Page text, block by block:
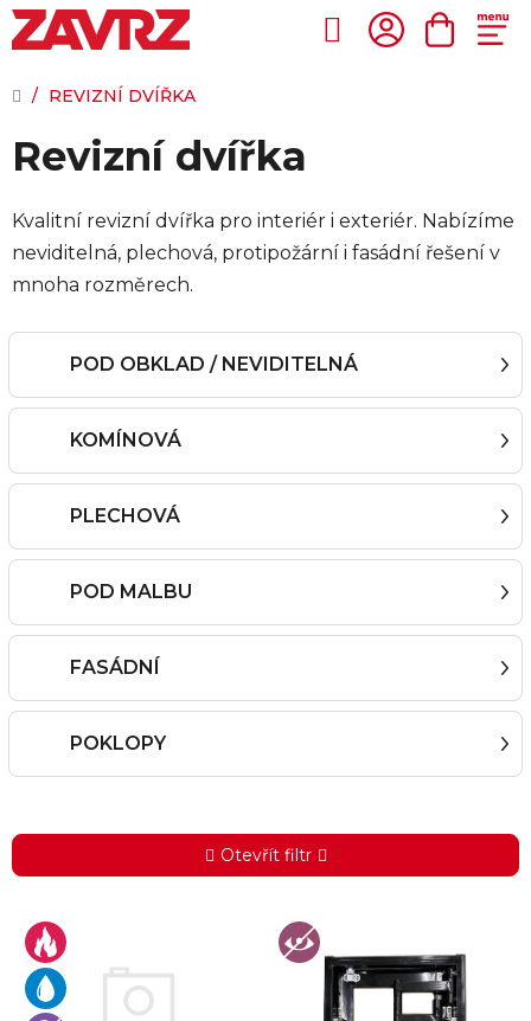
Přejít
na
Hledat
DOMŮ
/ REVIZNÍ DVÍŘKA
Revizní dvířka
Kvalitní revizní dvířka pro interiér i exteriér. Nabízíme
neviditelná, plechová, protipožární i fasádní řešení v
mnoha rozměrech.
POD OBKLAD / NEVIDITELNÁ
KOMÍNOVÁ
PLECHOVÁ
POD MALBU
FASÁDNÍ
POKLOPY
Otevřít filtr
ý
p